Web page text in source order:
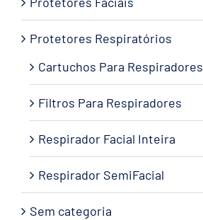
Protetores Respiratórios
Cartuchos Para Respiradores
Filtros Para Respiradores
Respirador Facial Inteira
Respirador SemiFacial
Sem categoria